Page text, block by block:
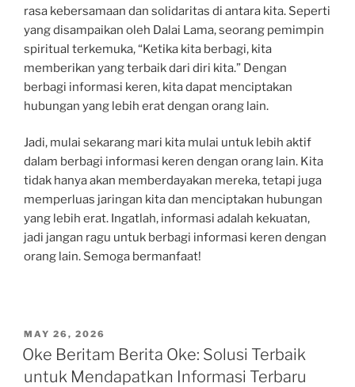
rasa kebersamaan dan solidaritas di antara kita. Seperti
yang disampaikan oleh Dalai Lama, seorang pemimpin
spiritual terkemuka, “Ketika kita berbagi, kita
memberikan yang terbaik dari diri kita.” Dengan
berbagi informasi keren, kita dapat menciptakan
hubungan yang lebih erat dengan orang lain.
Jadi, mulai sekarang mari kita mulai untuk lebih aktif
dalam berbagi informasi keren dengan orang lain. Kita
tidak hanya akan memberdayakan mereka, tetapi juga
memperluas jaringan kita dan menciptakan hubungan
yang lebih erat. Ingatlah, informasi adalah kekuatan,
jadi jangan ragu untuk berbagi informasi keren dengan
orang lain. Semoga bermanfaat!
POSTED
ON
MAY 26, 2026
Oke Beritam Berita Oke: Solusi Terbaik
untuk Mendapatkan Informasi Terbaru